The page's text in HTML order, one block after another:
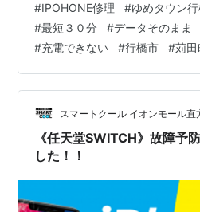
けで汗が噴き出してきますね…💦
ですね…(￣▽￣;) 空気が重く感
マスクしなきゃだし… 汗もかく
いて…(ノД`)・゜・。 息が苦し
ロナ対策だから仕方ないですよ
かりして…
#IPOHONE修理 #ゆめタウン
#最短３０分 #データそのまま
#充電できない #行橋市 #苅田
スマートクール イオンモール直
《任天堂SWITCH》故障予
した！！